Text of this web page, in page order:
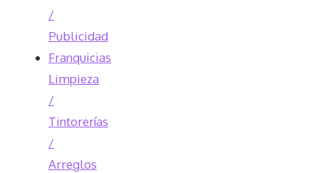
/
Publicidad
Franquicias
Limpieza
/
Tintorerías
/
Arreglos